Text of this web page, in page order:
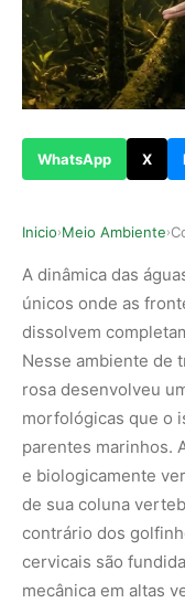
WhatsApp X
Inicio›Meio Ambiente›
A dinâmica das
únicos onde as
dissolvem
Nesse ambiente de
rosa desenvolveu
morfológicas que o
parentes marinhos.
e biologicamente
de sua coluna
contrário dos
cervicais são
mecânica em altas